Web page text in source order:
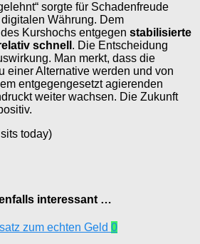
sorgte für Schadenfreude
Währung. Dem
Kurshochs entgegen stabilisierte
schnell . Die Entscheidung
Man merkt, dass die
einer Alternative werden und von
entgegengesetzt agierenden
weiter wachsen. Die Zukunft
today)
interessant …
0